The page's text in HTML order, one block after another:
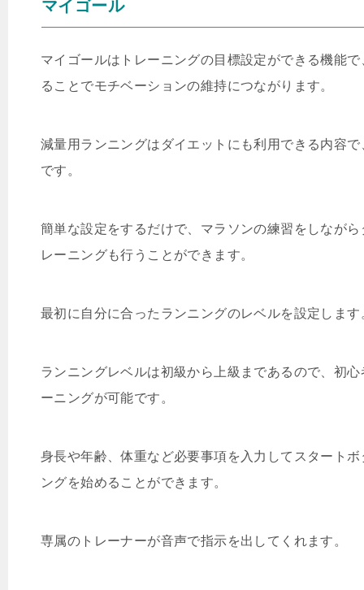
マイゴール
マイゴールはトレーニングの目標設定ができる機能
ることでモチベーションの維持につながります。
減量用ランニングはダイエットにも利用できる内容
です。
簡単な設定をするだけで、マラソンの練習をしなが
レーニングも行うことができます。
最初に自分に合ったランニングのレベルを設定します
ランニングレベルは初級から上級まであるので、初
ーニングが可能です。
身長や年齢、体重など必要事項を入力してスタート
ングを始めることができます。
専属のトレーナーが音声で指示を出してくれます。